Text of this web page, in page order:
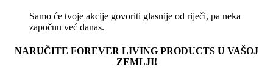
Samo će tvoje akcije govoriti glasnije od riječi, pa neka
započnu već danas.
NARUČITE FOREVER LIVING PRODUCTS U VAŠOJ
ZEMLJI!